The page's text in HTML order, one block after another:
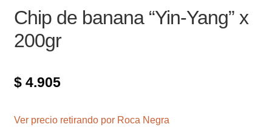
Chip de banana “Yin-Yang” x
200gr
$4.905
Ver precio retirando por Roca Negra